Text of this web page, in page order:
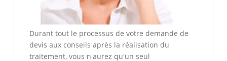
Durant tout le processus de votre demande de
devis aux conseils après la réalisation du
traitement, vous n'aurez qu'un seul